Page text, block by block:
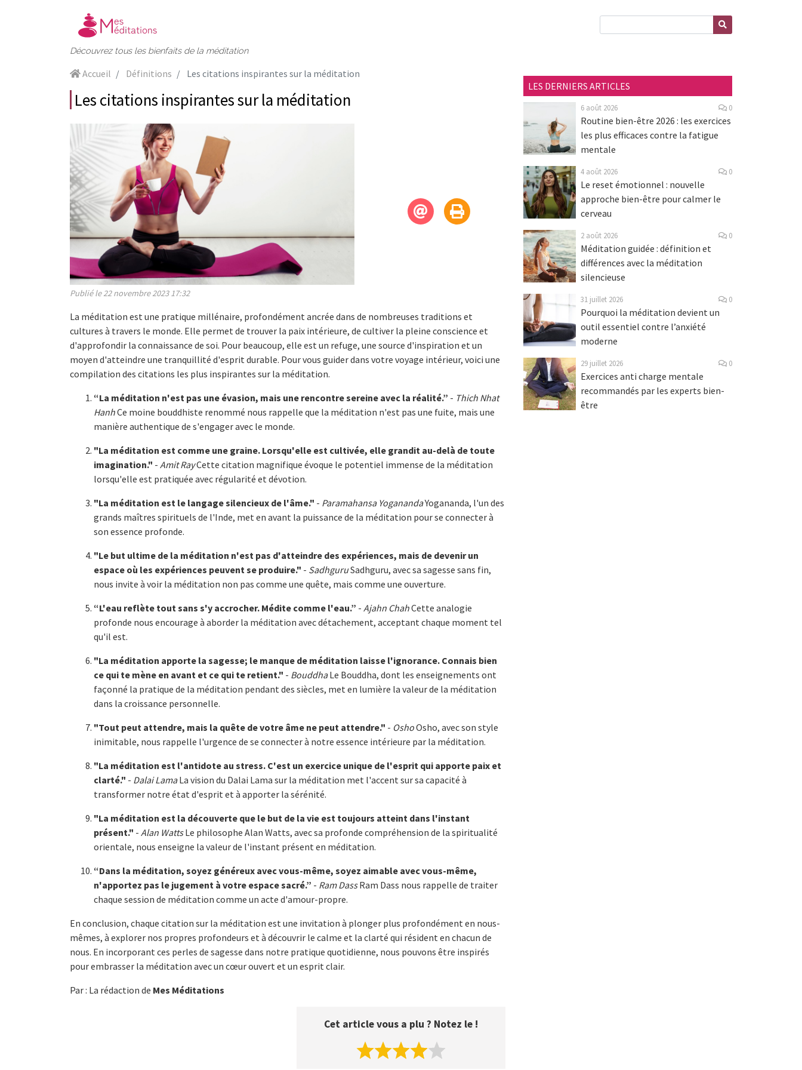
Découvrez tous les bienfaits de la méditation
Accueil Définitions Les citations inspirantes sur la méditation
Les citations inspirantes sur la méditation
Publié le 22 novembre 2023 17:32
La méditation est une pratique millénaire, profondément ancrée dans de nombreuses traditions et
cultures à travers le monde. Elle permet de trouver la paix intérieure, de cultiver la pleine conscience et
d'approfondir la connaissance de soi. Pour beaucoup, elle est un refuge, une source d'inspiration et un
moyen d'atteindre une tranquillité d'esprit durable. Pour vous guider dans votre voyage intérieur, voici une
compilation des citations les plus inspirantes sur la méditation.
“La méditation n'est pas une évasion, mais une rencontre sereine avec la réalité.” - Thich Nhat
HanhCe moine bouddhiste renommé nous rappelle que la méditation n'est pas une fuite, mais une
manière authentique de s'engager avec le monde.
"La méditation est comme une graine. Lorsqu'elle est cultivée, elle grandit au-delà de toute
imagination." - Amit RayCette citation magnifique évoque le potentiel immense de la méditation
lorsqu'elle est pratiquée avec régularité et dévotion.
"La méditation est le langage silencieux de l'âme." - Paramahansa YoganandaYogananda, l'un des
grands maîtres spirituels de l'Inde, met en avant la puissance de la méditation pour se connecter à
son essence profonde.
"Le but ultime de la méditation n'est pas d'atteindre des expériences, mais de devenir un
espace où les expériences peuvent se produire." - SadhguruSadhguru, avec sa sagesse sans fin,
nous invite à voir la méditation non pas comme une quête, mais comme une ouverture.
“L'eau reflète tout sans s'y accrocher. Médite comme l'eau.” - Ajahn ChahCette analogie
profonde nous encourage à aborder la méditation avec détachement, acceptant chaque moment tel
qu'il est.
"La méditation apporte la sagesse; le manque de méditation laisse l'ignorance. Connais bien
ce qui te mène en avant et ce qui te retient." - BouddhaLe Bouddha, dont les enseignements ont
façonné la pratique de la méditation pendant des siècles, met en lumière la valeur de la méditation
dans la croissance personnelle.
"Tout peut attendre, mais la quête de votre âme ne peut attendre." - OshoOsho, avec son style
inimitable, nous rappelle l'urgence de se connecter à notre essence intérieure par la méditation.
"La méditation est l'antidote au stress. C'est un exercice unique de l'esprit qui apporte paix et
clarté." - Dalai LamaLa vision du Dalai Lama sur la méditation met l'accent sur sa capacité à
transformer notre état d'esprit et à apporter la sérénité.
"La méditation est la découverte que le but de la vie est toujours atteint dans l'instant
présent." - Alan WattsLe philosophe Alan Watts, avec sa profonde compréhension de la spiritualité
orientale, nous enseigne la valeur de l'instant présent en méditation.
“Dans la méditation, soyez généreux avec vous-même, soyez aimable avec vous-même,
n'apportez pas le jugement à votre espace sacré.” - Ram DassRam Dass nous rappelle de traiter
chaque session de méditation comme un acte d'amour-propre.
En conclusion, chaque citation sur la méditation est une invitation à plonger plus profondément en nous-
mêmes, à explorer nos propres profondeurs et à découvrir le calme et la clarté qui résident en chacun de
nous. En incorporant ces perles de sagesse dans notre pratique quotidienne, nous pouvons être inspirés
pour embrasser la méditation avec un cœur ouvert et un esprit clair.
Par : La rédaction de Mes Méditations
Cet article vous a plu ? Notez le !
LES DERNIERS ARTICLES
6 août 2026 0
Routine bien-être 2026 : les exercices
les plus efficaces contre la fatigue
mentale
4 août 2026 0
Le reset émotionnel : nouvelle
approche bien-être pour calmer le
cerveau
2 août 2026 0
Méditation guidée : définition et
différences avec la méditation
silencieuse
31 juillet 2026 0
Pourquoi la méditation devient un
outil essentiel contre l’anxiété
moderne
29 juillet 2026 0
Exercices anti charge mentale
recommandés par les experts bien-
être